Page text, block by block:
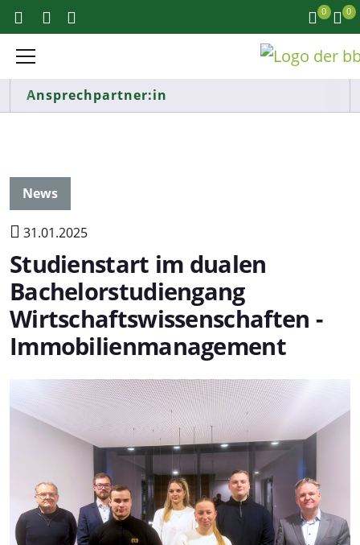
0 0
Ansprechpartner:in
News
31.01.2025
Studienstart im dualen
Bachelorstudiengang
Wirtschaftswissenschaften -
Immobilienmanagement